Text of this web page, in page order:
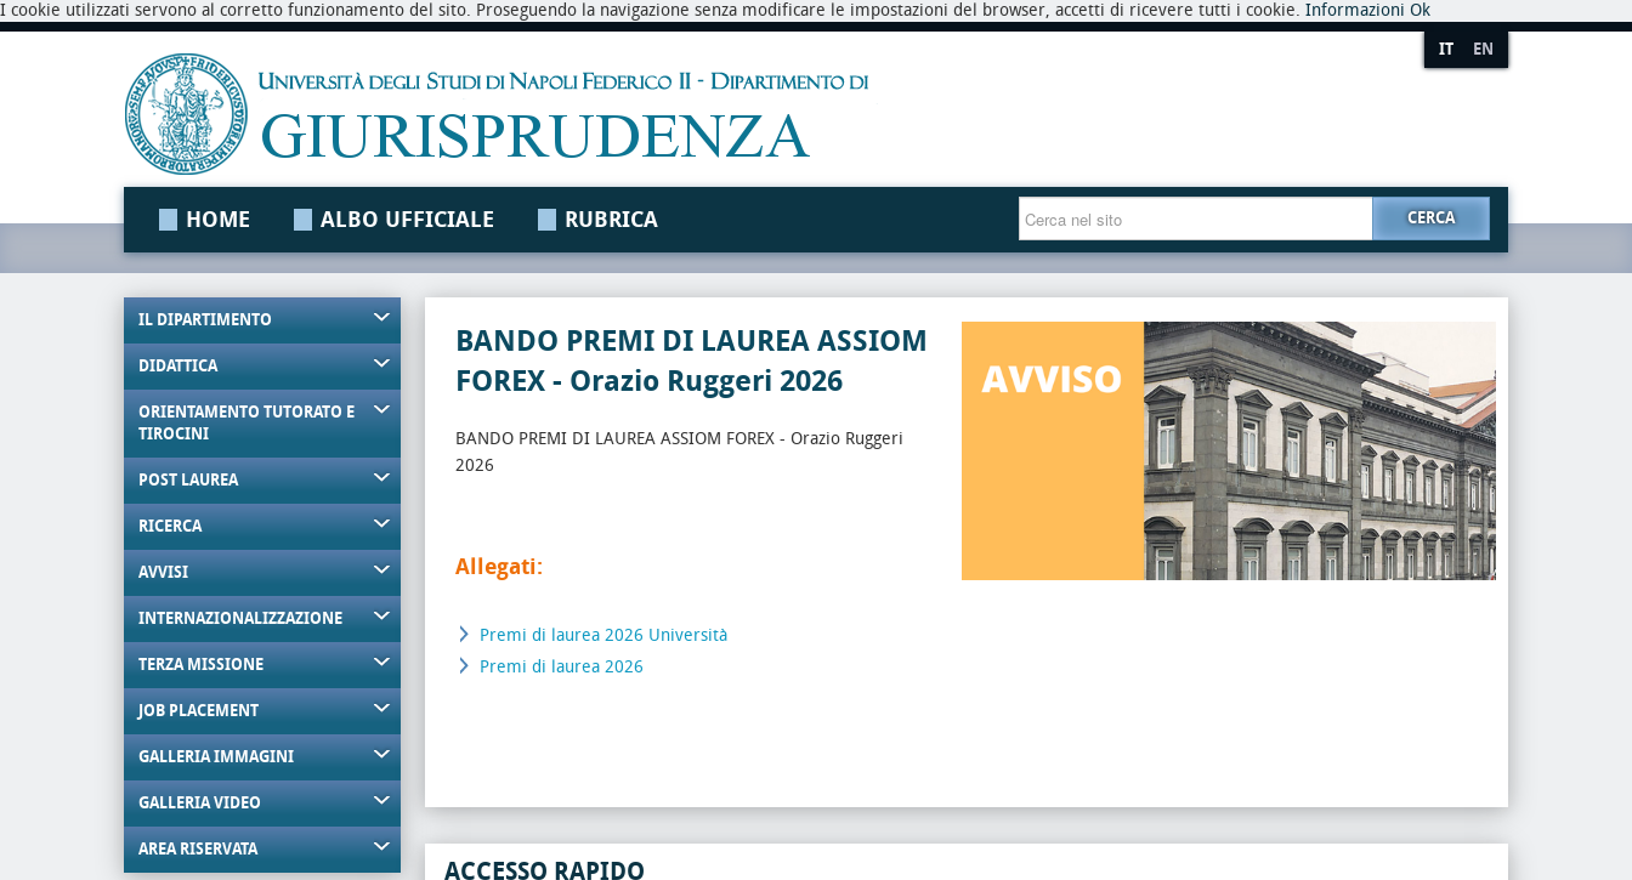
I cookie utilizzati servono al corretto funzionamento del sito. Proseguendo la navigazione senza modificare le impostazioni del browser, accetti di ricevere tutti i cookie. Informazioni Ok
IT EN
HOME ALBO UFFICIALE RUBRICA CERCA
IL DIPARTIMENTO
DIDATTICA
ORIENTAMENTO TUTORATO E
TIROCINI
POST LAUREA
RICERCA
AVVISI
INTERNAZIONALIZZAZIONE
TERZA MISSIONE
JOB PLACEMENT
GALLERIA IMMAGINI
GALLERIA VIDEO
AREA RISERVATA
BANDO PREMI DI LAUREA ASSIOM
FOREX - Orazio Ruggeri 2026
BANDO PREMI DI LAUREA ASSIOM FOREX - Orazio Ruggeri
2026
Allegati:
Premi di laurea 2026 Università
Premi di laurea 2026
ACCESSO RAPIDO